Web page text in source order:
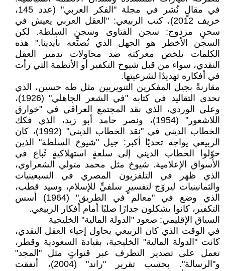
في مقالٍ نُشر في مجلة "الفكر العربي" (عدد 145،
خريف 2012)، كتب الربيعي: "العقل العربي يعيش في
سجنٍ مزدوج: سجن الفتاوى وسجن السلطة. لكن
السجن الأخطر هو الجهل الذي نُصنِّعه بأيدينا." هذه
الكلمات تلخص معركته ضد محاولات تدمير العقل
النقدي، سواء من قبل شيوخ التكفير أو الأنظمة التي رأت
في أفكاره تهديدًا لشرعيتها.
مقارنةً بجيل المفكرين التنويريين مثل طه حسين، الذي
تحدى التقاليد في كتابه "في الشعر الجاهلي" (1926)،
وعلي الوردي، الذي نقد المجتمع العراقي في "خوارق
اللاشعور" (1954)، ونصر حامد أبو زيد، الذي فكك
الخطاب الديني في "نقد الخطاب الديني" (1992)، كان
الربيعي يواجه تحديًا أكبر: جيل "شيوخ السلطة" الذين
حوّلوا الخطاب الديني إلى سلعةٍ استهلاكيةٍ تُباع في
الأسواق الإعلامية. شيوخ مثل محمد متولي الشعراوي،
الذي ظهر في التلفزيون المصري في السبعينيات
والثمانينيات ليروّج لتفسيرٍ سلفيٍّ للإسلام، وسيد قطب،
الذي وضع في "معالم في الطريق" (1964) أسس
التكفير، كانوا يشكلون جدارًا صلبًا أمام أفكار الربيعي.
السياق الإقليمي: صعود "الدولة المالية" الخليجية
في الوقت الذي كان الربيعي يحاول إحياء العقل النقدي،
كانت "الدولة المالية" الخليجية، بقيادة السعودية وقطر،
تعمل على تصدير التطرف عبر قنواتٍ مثل "المجد"
و"الرسالة". بحسب تقرير "راند" (2004)، أنفقت